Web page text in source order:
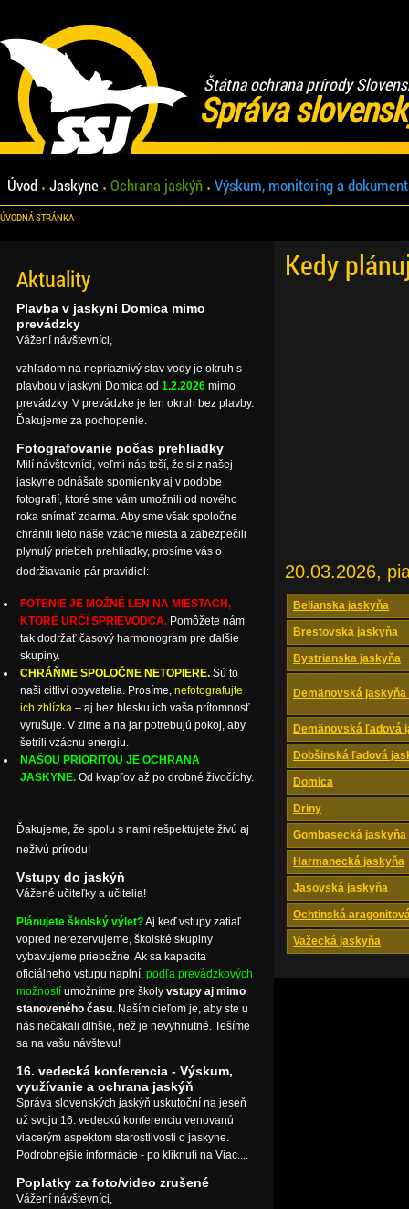
Štátna ochrana prírody
Správa
Úvod Jaskyne Ochrana jaskýň Výskum, monitoring a
ÚVODNÁ STRÁNKA
Kedy
20.03.2026,
Belianska jaskyňa
Brestovská jaskyňa
Bystrianska jaskyňa
Demänovská
Demänovská ľadová
Dobšinská ľadová
Domica
Driny
Gombasecká jaskyňa
Harmanecká jaskyňa
Jasovská jaskyňa
Ochtinská
Važecká jaskyňa
Aktuality
Plavba v jaskyni Domica mimo
prevádzky
Vážení návštevníci,
vzhľadom na nepriaznivý stav vody je okruh s
plavbou v jaskyni Domica od 1.2.2026 mimo
prevádzky. V prevádzke je len okruh bez plavby.
Ďakujeme za pochopenie.
Fotografovanie počas prehliadky
Milí návštevníci, veľmi nás teší, že si z našej
jaskyne odnášate spomienky aj v podobe
fotografií, ktoré sme vám umožnili od nového
roka snímať zdarma. Aby sme však spoločne
chránili tieto naše vzácne miesta a zabezpečili
plynulý priebeh prehliadky, prosíme vás o
dodržiavanie pár pravidiel:
FOTENIE JE MOŽNÉ LEN NA MIESTACH,
KTORÉ URČÍ SPRIEVODCA. Pomôžete nám
tak dodržať časový harmonogram pre ďalšie
skupiny.
CHRÁŇME SPOLOČNE NETOPIERE. Sú to
naši citliví obyvatelia. Prosíme, nefotografujte
ich zblízka – aj bez blesku ich vaša prítomnosť
vyrušuje. V zime a na jar potrebujú pokoj, aby
šetrili vzácnu energiu.
NAŠOU PRIORITOU JE OCHRANA
JASKYNE. Od kvapľov až po drobné živočíchy.
Ďakujeme, že spolu s nami rešpektujete živú aj
neživú prírodu!
Vstupy do jaskýň
Vážené učiteľky a učitelia!
Plánujete školský výlet?Aj keď vstupy zatiaľ
vopred nerezervujeme, školské skupiny
vybavujeme priebežne. Ak sa kapacita
oficiálneho vstupu naplní, podľa prevádzkových
možností umožníme pre školy vstupy aj mimo
stanoveného času. Naším cieľom je, aby ste u
nás nečakali dlhšie, než je nevyhnutné. Tešíme
sa na vašu návštevu!
16. vedecká konferencia - Výskum,
využívanie a ochrana jaskýň
Správa slovenských jaskýň uskutoční na jeseň
už svoju 16. vedeckú konferenciu venovanú
viacerým aspektom starostlivosti o jaskyne.
Podrobnejšie informácie - po kliknutí na Viac....
Poplatky za foto/video zrušené
Vážení návštevníci,